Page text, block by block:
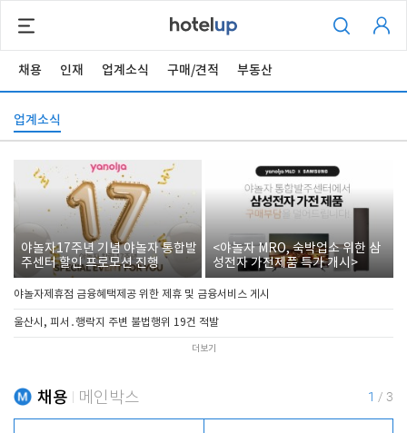
채용 인재 업계소식 구매/견적 부동산
업계소식
야놀자17주년 기념 야놀자 통합발
주센터 할인 프로모션 진행
<야놀자 MRO, 숙박업소 위한 삼
성전자 가전제품 특가 개시>
야놀자제휴점 금융혜택제공 위한 제휴 및 금융서비스 게시
울산시, 피서․행락지 주변 불법행위 19건 적발
더보기
채용 메인박스 1 / 3